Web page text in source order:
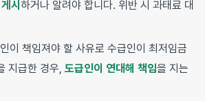
게시 하거나 알려야 합니다. 위반 시 과태료 대
이 책임져야 할 사유로 수급인이 최저임금
지급한 경우, 도급인이 연대해 책임을 지는